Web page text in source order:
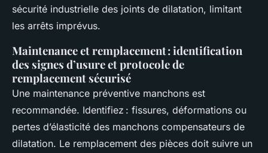
sécurité industrielle des joints de dilatation, limitant
les arrêts imprévus.
Maintenance et remplacement : identification
des signes d’usure et protocole de
remplacement sécurisé
Une maintenance préventive manchons est
recommandée. Identifiez : fissures, déformations ou
pertes d’élasticité des manchons compensateurs de
dilatation. Le remplacement des pièces doit suivre un